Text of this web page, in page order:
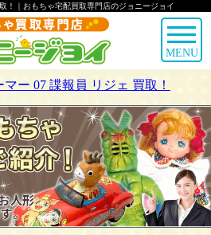
！｜おもちゃ宅配買取専門店のジョニージョイ
MENU
マー 07 諜報員 リジェ 買取！